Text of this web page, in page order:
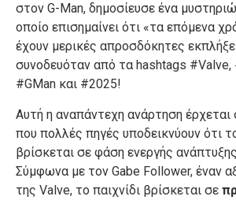
στον G-Man, δημοσίευσε ένα
οποίο επισημαίνει ότι «τα επόμενα
έχουν μερικές απροσδόκητες
συνοδευόταν από τα hashtags
#GMan και #2025!
Αυτή η αναπάντεχη ανάρτηση έρχεται
που πολλές πηγές υποδεικνύουν ότι
βρίσκεται σε φάση ενεργής
Σύμφωνα με τον Gabe Follower, έναν
της Valve, το παιχνίδι βρίσκεται σε